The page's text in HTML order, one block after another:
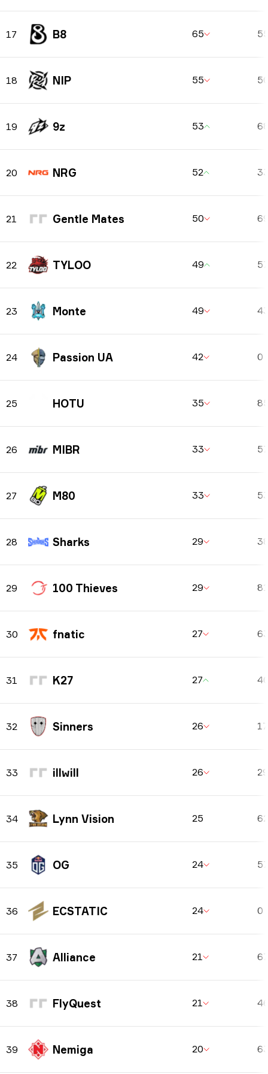
17 B8 65
18 NIP 55
19 9z 53
20 NRG 52
21 Gentle Mates 50
22 TYLOO 49
23 Monte 49
24 Passion UA 42 0
25 HOTU 35
26 MIBR 33
27 M80 33
28 Sharks 29
29 100 Thieves 29
30 fnatic 27
31 K27 27
32 Sinners 26
33 illwill 26
34 Lynn Vision 25
35 OG 24
36 ECSTATIC 24 0
37 Alliance 21
38 FlyQuest 21
39 Nemiga 20